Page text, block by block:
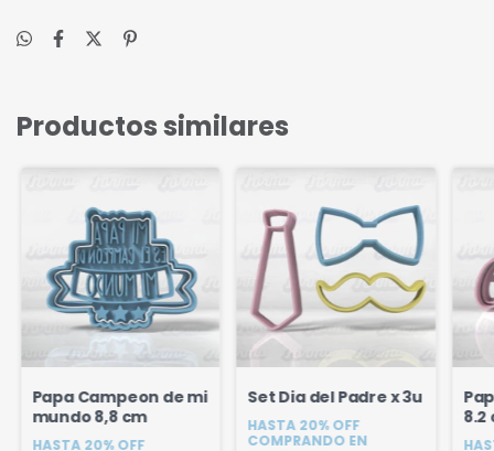
Productos similares
Papa Campeon de mi
mundo 8,8 cm
HASTA 20% OFF
Set Dia del Padre x 3u
HASTA 20% OFF
COMPRANDO EN
8.2